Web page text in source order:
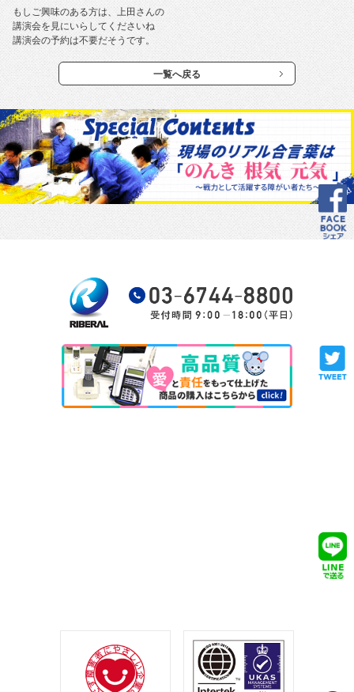
もしご興味のある方は、上田さんの
講演会を見にいらしてくださいね
講演会の予約は不要だそうです。
一覧へ戻る